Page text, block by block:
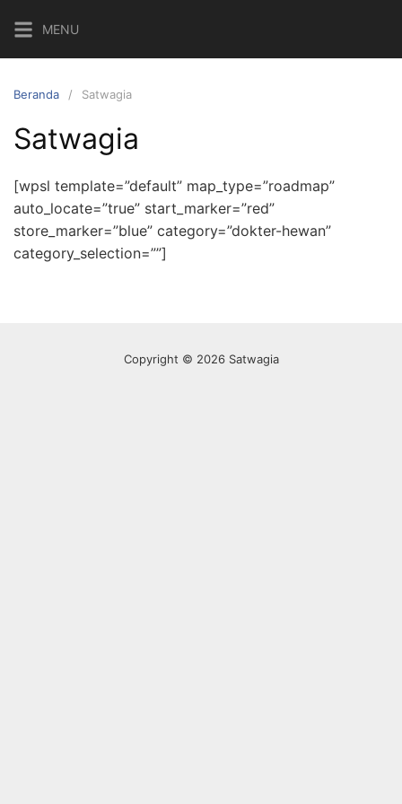
ke
konten
MENU
Beranda Satwagia
Satwagia
[wpsl template=”default” map_type=”roadmap”
auto_locate=”true” start_marker=”red”
store_marker=”blue” category=”dokter-hewan”
category_selection=””]
Copyright © 2026 Satwagia